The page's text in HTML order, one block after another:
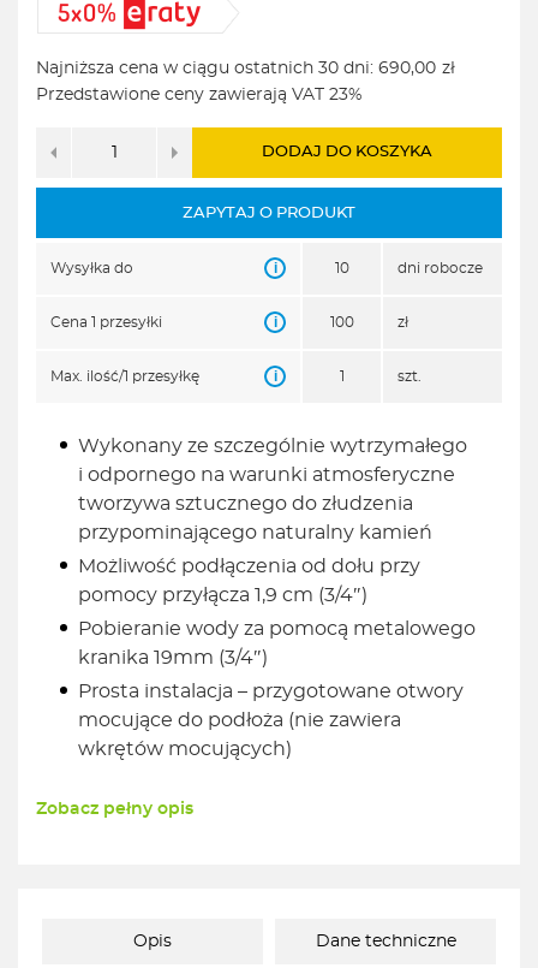
Pierwotna
cena
wynosiła:
1024,00zł.
Aktualna
cena
wynosi:
690,00zł.
Najniższa cena w ciągu ostatnich 30 dni: 690,00 zł
Przedstawione ceny zawierają VAT 23%
DODAJ DO KOSZYKA
ZAPYTAJ O PRODUKT
Wysyłka do i 10 dni robocze
Cena 1 przesyłki i 100 zł
Max. ilość/1 przesyłkę i szt.
Wykonany ze szczególnie wytrzymałego
i odpornego na warunki atmosferyczne
tworzywa sztucznego do złudzenia
przypominającego naturalny kamień
Możliwość podłączenia od dołu przy
pomocy przyłącza 1,9 cm (3/4″)
Pobieranie wody za pomocą metalowego
kranika 19mm (3/4″)
Prosta instalacja – przygotowane otwory
mocujące do podłoża (nie zawiera
wkrętów mocujących)
Zobacz pełny opis
Opis Dane techniczne